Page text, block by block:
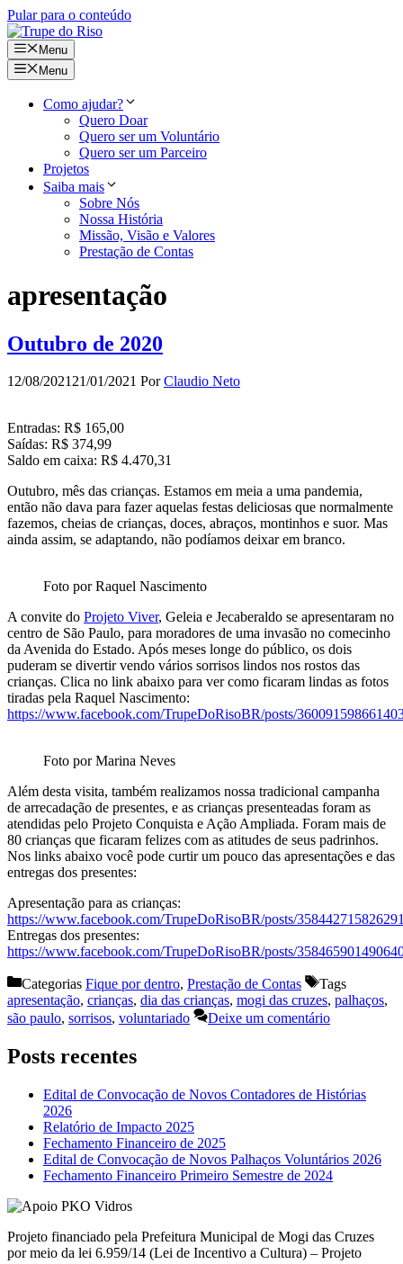
Pular para o conteúdo
Menu
Menu
Como ajudar?
Quero Doar
Quero ser um Voluntário
Quero ser um Parceiro
Projetos
Saiba mais
Sobre Nós
Nossa História
Missão, Visão e Valores
Prestação de Contas
apresentação
Outubro de 2020
12/08/202121/01/2021 PorClaudio Neto
Entradas: R$ 165,00
Saídas: R$ 374,99
Saldo em caixa: R$ 4.470,31
Outubro, mês das crianças. Estamos em meia a uma pandemia,
então não dava para fazer aquelas festas deliciosas que normalmente
fazemos, cheias de crianças, doces, abraços, montinhos e suor. Mas
ainda assim, se adaptando, não podíamos deixar em branco.
Foto por Raquel Nascimento
A convite do Projeto Viver, Geleia e Jecaberaldo se apresentaram no
centro de São Paulo, para moradores de uma invasão no comecinho
da Avenida do Estado. Após meses longe do público, os dois
puderam se divertir vendo vários sorrisos lindos nos rostos das
crianças. Clica no link abaixo para ver como ficaram lindas as fotos
tiradas pela Raquel Nascimento:
https://www.facebook.com/TrupeDoRisoBR/posts/
Foto por Marina Neves
Além desta visita, também realizamos nossa tradicional campanha
de arrecadação de presentes, e as crianças presenteadas foram as
atendidas pelo Projeto Conquista e Ação Ampliada. Foram mais de
80 crianças que ficaram felizes com as atitudes de seus padrinhos.
Nos links abaixo você pode curtir um pouco das apresentações e das
entregas dos presentes:
Apresentação para as crianças:
https://www.facebook.com/TrupeDoRisoBR/posts/
Entregas dos presentes:
https://www.facebook.com/TrupeDoRisoBR/posts/
Categorias Fique por dentro, Prestação de Contas
Tags
apresentação, crianças, dia das crianças, mogi das cruzes, palhaços,
são paulo, sorrisos, voluntariado Deixe um comentário
Posts recentes
Edital de Convocação de Novos Contadores de Histórias
2026
Relatório de Impacto 2025
Fechamento Financeiro de 2025
Edital de Convocação de Novos Palhaços Voluntários 2026
Fechamento Financeiro Primeiro Semestre de 2024
Projeto financiado pela Prefeitura Municipal de Mogi das Cruzes
por meio da lei 6.959/14 (Lei de Incentivo a Cultura) – Projeto